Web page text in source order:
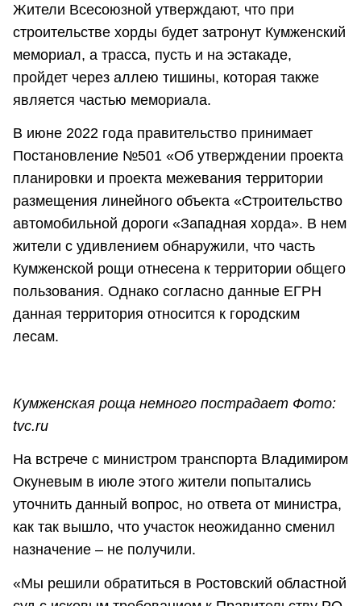
Жители Всесоюзной утверждают, что при
строительстве хорды будет затронут Кумженский
мемориал, а трасса, пусть и на эстакаде,
пройдет через аллею тишины, которая также
является частью мемориала.
В июне 2022 года правительство принимает
Постановление №501 «Об утверждении проекта
планировки и проекта межевания территории
размещения линейного объекта «Строительство
автомобильной дороги «Западная хорда». В нем
жители с удивлением обнаружили, что часть
Кумженской рощи отнесена к территории общего
пользования. Однако согласно данные ЕГРН
данная территория относится к городским
лесам.
Кумженская роща немного пострадает Фото:
tvc.ru
На встрече с министром транспорта Владимиром
Окуневым в июле этого жители попытались
уточнить данный вопрос, но ответа от министра,
как так вышло, что участок неожиданно сменил
назначение – не получили.
«Мы решили обратиться в Ростовский областной